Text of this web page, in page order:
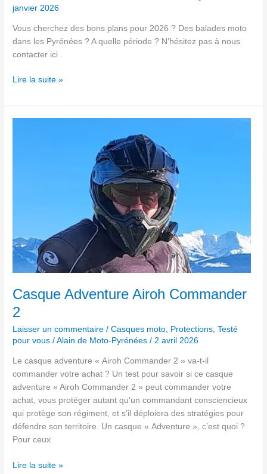
janvier 2026
Vous cherchez des bons plans pour 2026 ? Des balades moto
dans les Pyrénées ? A quelle période ? N’hésitez pas à nous
contacter ici .
Lire la suite »
Casque Adventure Airoh Commander
2
Laisser un commentaire /Casques moto, Protections,Testé
pour vous /Alain de Moto-Pyrénées/2 avril 2026
Le casque adventure « Airoh Commander 2 » va-t-il
commander votre achat ? Un test pour savoir si ce casque
adventure « Airoh Commander 2 » peut commander votre
achat, vous protéger autant qu’un commandant consciencieux
qui protège son régiment, et s’il déploiera des stratégies pour
défendre son territoire. Un casque « Adventure », c’est quoi ?
Pour ceux
Lire la suite »